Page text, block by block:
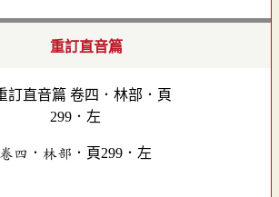
重訂直音篇
卷四．林部．頁299．左